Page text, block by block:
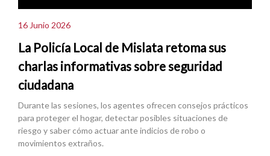
16 Junio 2026
La Policía Local de Mislata retoma sus
charlas informativas sobre seguridad
ciudadana
Durante las sesiones, los agentes ofrecen consejos prácticos
para proteger el hogar, detectar posibles situaciones de
riesgo y saber cómo actuar ante indicios de robo o
movimientos extraños.